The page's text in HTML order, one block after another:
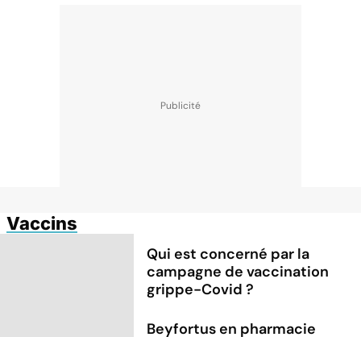
Vaccins
Qui est concerné par la
campagne de vaccination
grippe-Covid ?
Beyfortus en pharmacie